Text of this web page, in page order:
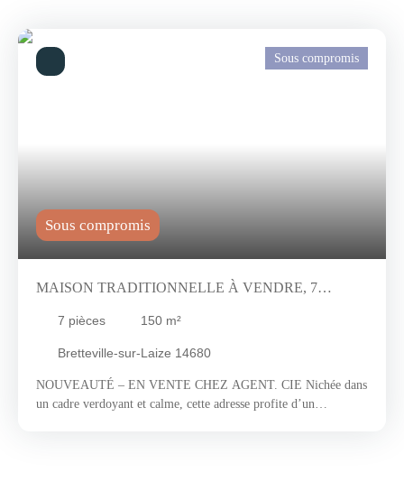
Sous compromis
Sous compromis
MAISON TRADITIONNELLE À VENDRE, 7
7 pièces 150 m²
Bretteville-sur-Laize 14680
NOUVEAUTÉ – EN VENTE CHEZ AGENT. CIE Nichée dans
un cadre verdoyant et calme, cette adresse profite d’un